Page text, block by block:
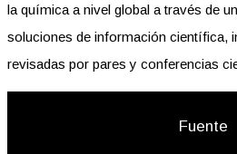
la química a nivel global a través de
soluciones de información científica,
revisadas por pares y conferencias
Fuente